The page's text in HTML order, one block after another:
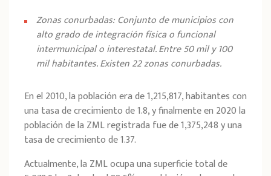
Zonas conurbadas: Conjunto de municipios con
alto grado de integración física o funcional
intermunicipal o interestatal. Entre 50 mil y 100
mil habitantes. Existen 22 zonas conurbadas.
En el 2010, la población era de 1,215,817, habitantes con
una tasa de crecimiento de 1.8, y finalmente en 2020 la
población de la ZML registrada fue de 1,375,248 y una
tasa de crecimiento de 1.37.
Actualmente, la ZML ocupa una superficie total de